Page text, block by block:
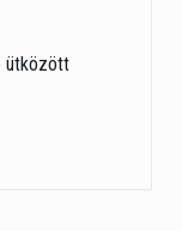
ütközött